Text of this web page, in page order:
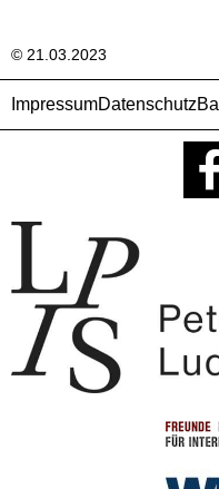
© 21.03.2023
ImpressumDatenschutz